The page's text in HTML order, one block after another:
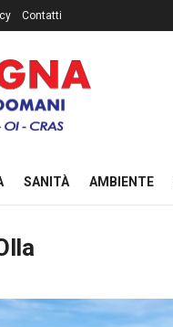
Contatti
SANITÀ AMBIENTE